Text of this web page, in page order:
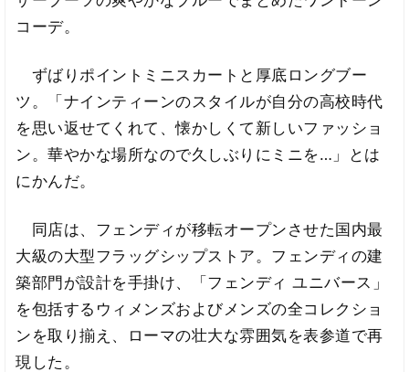
コーデ。
ずばりポイントミニスカートと厚底ロングブー
ツ。「ナインティーンのスタイルが自分の高校時代
を思い返せてくれて、懐かしくて新しいファッショ
ン。華やかな場所なので久しぶりにミニを…」とは
にかんだ。
同店は、フェンディが移転オープンさせた国内最
大級の大型フラッグシップストア。フェンディの建
築部門が設計を手掛け、「フェンディ ユニバース」
を包括するウィメンズおよびメンズの全コレクショ
ンを取り揃え、ローマの壮大な雰囲気を表参道で再
現した。